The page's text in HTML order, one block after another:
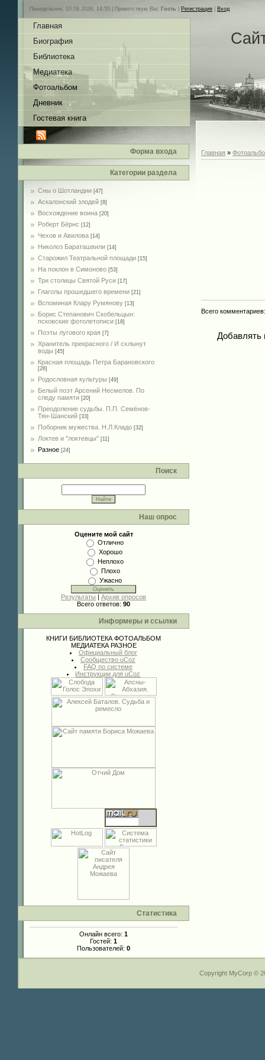
Понедельник, 10.08.2026, 14:55 | Приветствую Вас Гость Регистрация Вход
Главная
Биография
Библиотека
Медиатека
Фотоальбом
Дневник
Гостевая книга
Форма входа
Категории раздела
Сны о Шотландии [47]
Аскалонский злодей [8]
Восхождение воина [20]
Роберт Бёрнс [12]
Чехов и Авилова [14]
Николоз Бараташвили [14]
Cтарожил Театральной площади [15]
На поклон в Симоново [53]
Три столицы Святой Руси [17]
Глаголы прошедшего времени [21]
Вспоминая Клару Румянову [13]
Борис Степанович Скобельцын:
псковские фотолетописи [18]
Поэты лугового края [7]
Хранитель прекрасного / И схлынут
воды [45]
Красная площадь Петра Барановского
[28]
Родословная культуры [49]
Белый поэт Арсений Несмелов. По
следу памяти [20]
Преодоление судьбы. П.П. Семёнов-
Тян-Шанский [33]
Поборник мужества. Н.Л.Кладо [32]
Локтев и "локтевцы" [11]
Разное [24]
Поиск
Наш опрос
Оцените мой сайт
Отлично
Хорошо
Неплохо
Плохо
Ужасно
Результаты | Архив опросов
Всего ответов: 90
Информеры и ссылки
КНИГИ БИБЛИОТЕКА ФОТОАЛЬБОМ
МЕДИАТЕКА РАЗНОЕ
Официальный блог
Сообщество uCoz
FAQ по системе
Инструкции для uCoz
Статистика
Онлайн всего: 1
Гостей: 1
Пользователей: 0
Главная »
Всего комментариев
Добавлять
Copyright MyCorp ©